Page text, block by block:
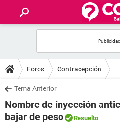
FOROS
SALUD
FAMILIA
Foros Contracepción
Tema Anterior
Nombre de inyección
bajar de peso
Resuelto